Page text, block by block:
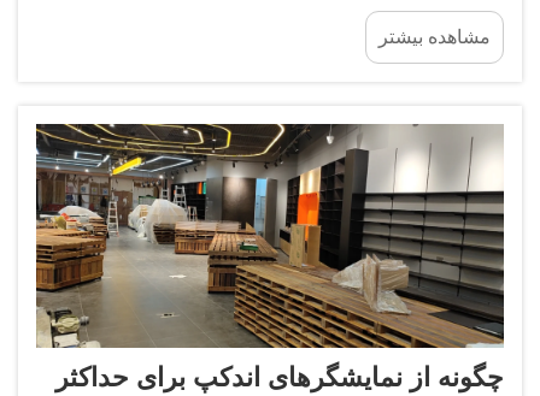
مداوم در حال تکامل است و کسب‌وکارها به راه‌حل‌های
انعطاف‌پذیری نیاز دارند تا بتوانند محصولات خود را
به‌طور مؤثری نمایش دهند. قفسه‌های نمایشی قابل
مشاهده بیشتر
چگونه از نمایشگرهای اندکپ برای حداکثر